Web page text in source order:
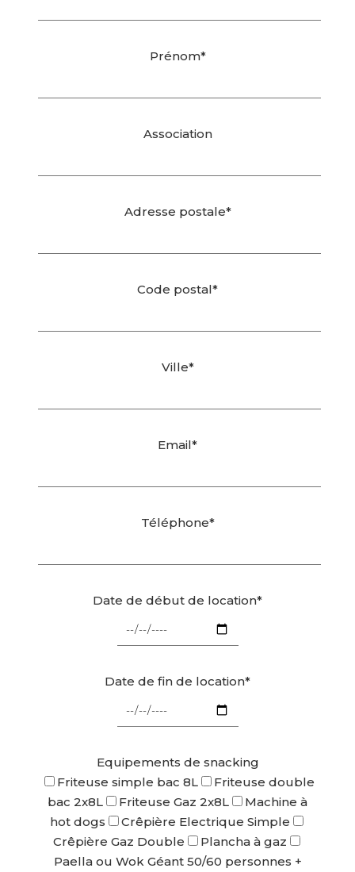
Prénom*
Association
Adresse postale*
Code postal*
Ville*
Email*
Téléphone*
Date de début de location*
Date de fin de location*
Equipements de snacking
Friteuse simple bac 8L
Friteuse double
bac 2x8L
Friteuse Gaz 2x8L
Machine à
hot dogs
Crêpière Electrique Simple
Crêpière Gaz Double
Plancha à gaz
Paella ou Wok Géant 50/60 personnes +